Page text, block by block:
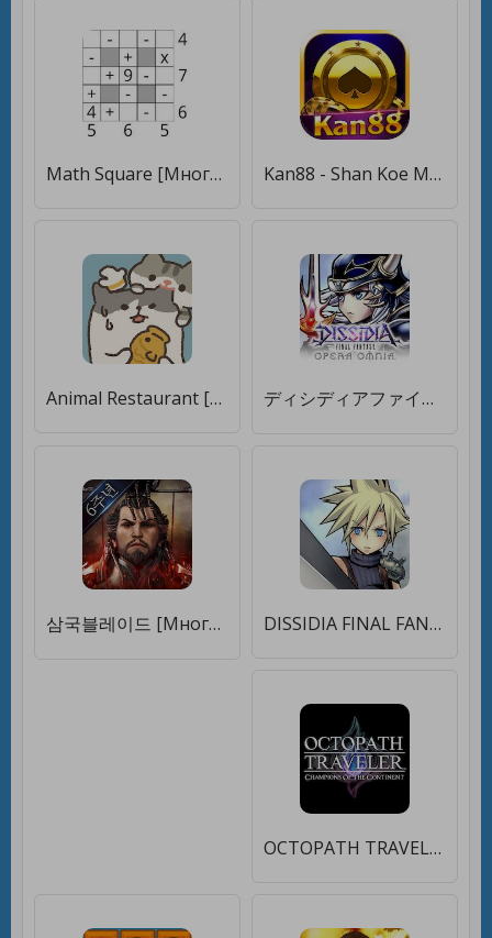
Math Square [Много монет] Kan88 - Shan Koe Mee & Slots [Много денег]
Animal Restaurant [Много денег] ディシディアファイナルファンタジー オペラオムニア [Мод меню]
삼국블레이드 [Много денег] DISSIDIA FINAL FANTASY OO [Бесплатные покупки]
OCTOPATH TRAVELER: CotC [Много монет]